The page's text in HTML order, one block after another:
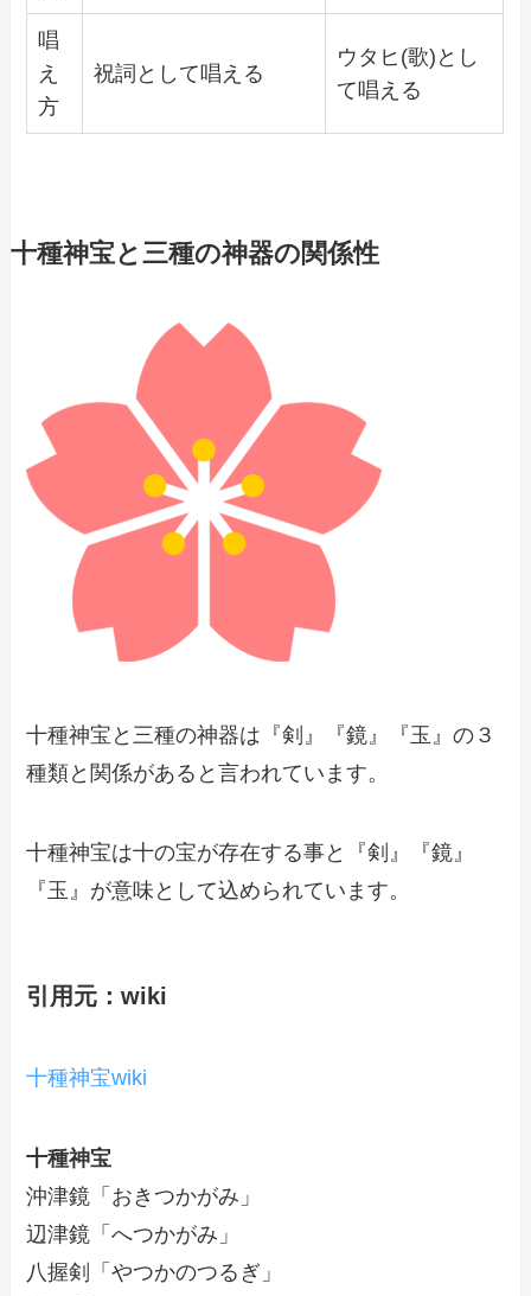
唱
え
方
祝詞として唱える
ウタヒ(歌)とし
て唱える
十種神宝と三種の神器の関係性
十種神宝と三種の神器は『剣』『鏡』『玉』の３
種類と関係があると言われています。
十種神宝は十の宝が存在する事と『剣』『鏡』
『玉』が意味として込められています。
引用元：wiki
十種神宝wiki
十種神宝
沖津鏡「おきつかがみ」
辺津鏡「へつかがみ」
八握剣「やつかのつるぎ」